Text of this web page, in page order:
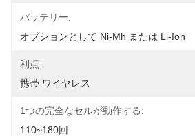
バッテリー:
オプションとして Ni-Mh または Li-Ion
利点:
携帯 ワイヤレス
1つの完全なセルが動作する:
110~180回